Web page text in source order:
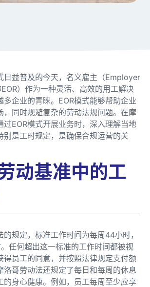
日益普及的今天，名义雇主（Employer
）作为一种灵活、高效的用工解决
多企业的青睐。EOR模式能够帮助企业
，同时规避复杂的劳动法规问题。在摩
过EOR模式开展业务时，深入理解当地
别是工时规定，是确保合规运营的关
动基准中的工
规定，标准工作时间为每周44小时，
任何超出这一标准的工作时间都被视
得员工的同意，并按照法律规定支付额
洛哥劳动法还规定了每日和每周的休息
的身心健康。例如，员工每周至少应享